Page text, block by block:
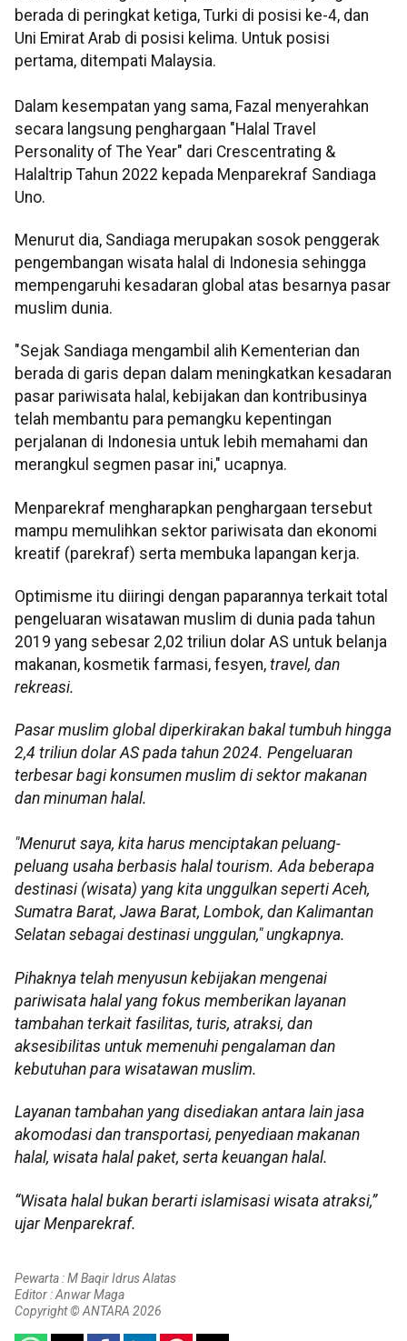
berada di peringkat ketiga, Turki di posisi ke-4, dan
Uni Emirat Arab di posisi kelima. Untuk posisi
pertama, ditempati Malaysia.
Dalam kesempatan yang sama, Fazal menyerahkan
secara langsung penghargaan "Halal Travel
Personality of The Year" dari Crescentrating &
Halaltrip Tahun 2022 kepada Menparekraf Sandiaga
Uno.
Menurut dia, Sandiaga merupakan sosok penggerak
pengembangan wisata halal di Indonesia sehingga
mempengaruhi kesadaran global atas besarnya pasar
muslim dunia.
"Sejak Sandiaga mengambil alih Kementerian dan
berada di garis depan dalam meningkatkan kesadaran
pasar pariwisata halal, kebijakan dan kontribusinya
telah membantu para pemangku kepentingan
perjalanan di Indonesia untuk lebih memahami dan
merangkul segmen pasar ini," ucapnya.
Menparekraf mengharapkan penghargaan tersebut
mampu memulihkan sektor pariwisata dan ekonomi
kreatif (parekraf) serta membuka lapangan kerja.
Optimisme itu diiringi dengan paparannya terkait total
pengeluaran wisatawan muslim di dunia pada tahun
2019 yang sebesar 2,02 triliun dolar AS untuk belanja
makanan, kosmetik farmasi, fesyen, travel, dan
rekreasi.
Pasar muslim global diperkirakan bakal tumbuh hingga
2,4 triliun dolar AS pada tahun 2024. Pengeluaran
terbesar bagi konsumen muslim di sektor makanan
dan minuman halal.
"Menurut saya, kita harus menciptakan peluang-
peluang usaha berbasis halal tourism. Ada beberapa
destinasi (wisata) yang kita unggulkan seperti Aceh,
Sumatra Barat, Jawa Barat, Lombok, dan Kalimantan
Selatan sebagai destinasi unggulan," ungkapnya.
Pihaknya telah menyusun kebijakan mengenai
pariwisata halal yang fokus memberikan layanan
tambahan terkait fasilitas, turis, atraksi, dan
aksesibilitas untuk memenuhi pengalaman dan
kebutuhan para wisatawan muslim.
Layanan tambahan yang disediakan antara lain jasa
akomodasi dan transportasi, penyediaan makanan
halal, wisata halal paket, serta keuangan halal.
“Wisata halal bukan berarti islamisasi wisata atraksi,”
ujar Menparekraf.
Pewarta : M Baqir Idrus Alatas
Editor : Anwar Maga
Copyright © ANTARA 2026